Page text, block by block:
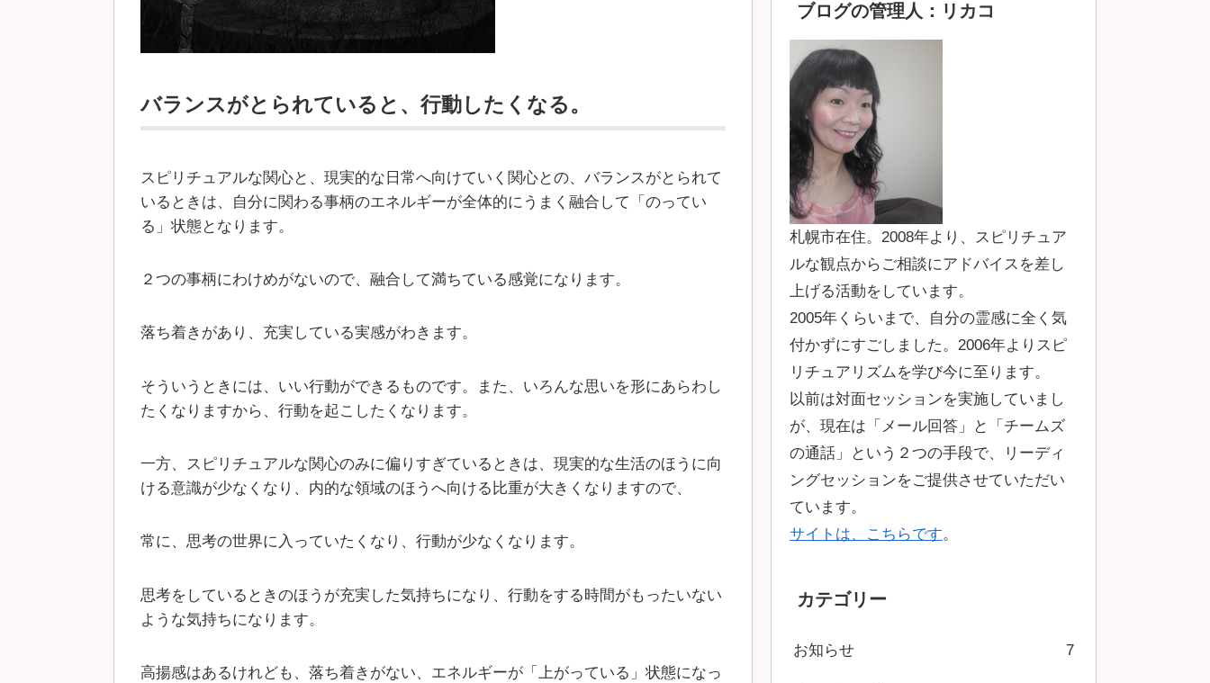
バランスがとられていると、行動したくなる。
スピリチュアルな関心と、現実的な日常へ向けていく関心との、バランスがとられて
いるときは、自分に関わる事柄のエネルギーが全体的にうまく融合して「のってい
る」状態となります。
２つの事柄にわけめがないので、融合して満ちている感覚になります。
落ち着きがあり、充実している実感がわきます。
そういうときには、いい行動ができるものです。また、いろんな思いを形にあらわし
たくなりますから、行動を起こしたくなります。
一方、スピリチュアルな関心のみに偏りすぎているときは、現実的な生活のほうに向
ける意識が少なくなり、内的な領域のほうへ向ける比重が大きくなりますので、
常に、思考の世界に入っていたくなり、行動が少なくなります。
思考をしているときのほうが充実した気持ちになり、行動をする時間がもったいない
ような気持ちになります。
高揚感はあるけれども、落ち着きがない、エネルギーが「上がっている」状態になっ
ブログの管理人：リカコ
札幌市在住。2008年より、スピリチュア
ルな観点からご相談にアドバイスを差し
上げる活動をしています。
2005年くらいまで、自分の霊感に全く気
付かずにすごしました。2006年よりスピ
リチュアリズムを学び今に至ります。
以前は対面セッションを実施していまし
が、現在は「メール回答」と「チームズ
の通話」という２つの手段で、リーディ
ングセッションをご提供させていただい
ています。
サイトは、こちらです。
カテゴリー
お知らせ 7